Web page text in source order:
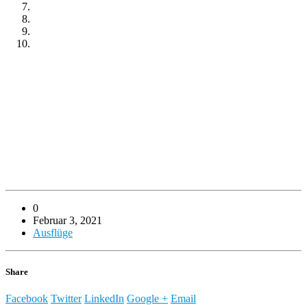
0
Februar 3, 2021
Ausflüge
Share
Facebook Twitter LinkedIn Google + Email